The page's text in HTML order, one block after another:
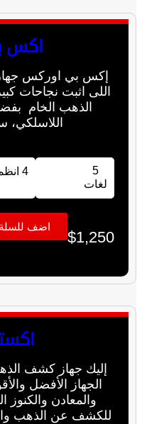
اكس
إكس بي اوركس
اللى اثبت نجاحات
الذهب الخام
اللاسلكي،
5
لغات
4 انظمة
$1,250
اضف للسلة
إليك جهاز كشف
الجهاز الأفضل
والمعادن والكنوز
للكشف عن الذهب